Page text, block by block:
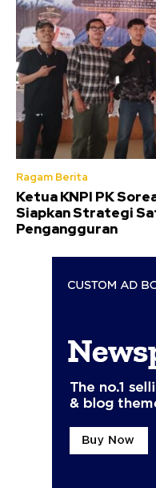
Ragam Berita
Ketua KNPI PK
Siapkan Strategi
Pengangguran